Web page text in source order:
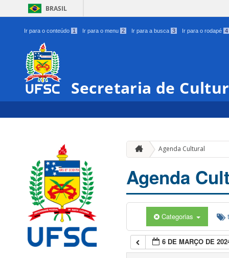
BRASIL
Ir para o conteúdo 1 Ir para o menu 2 Ir para a busca 3 Ir para o rodapé 4
Secretaria de
Agenda Cultural
Agenda
Categorias
6 DE MARÇO DE